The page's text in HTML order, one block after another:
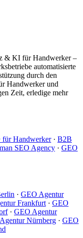
& KI für Handwerker –
automatisierte
durch den
Handwerker und
Zeit, erledige mehr
für Handwerker· B2B
SEO Agency · GEO
· GEO Agentur
Frankfurt· GEO
· GEO Agentur
Nürnberg · GEO